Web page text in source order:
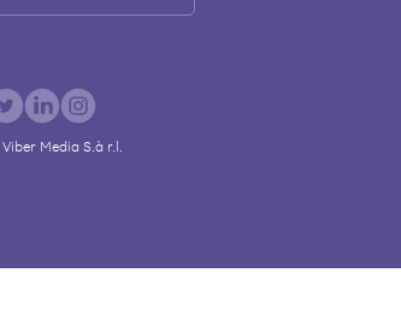
Viber Media S.à r.l.